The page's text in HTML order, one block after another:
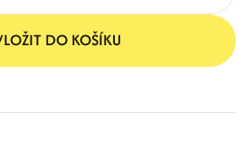
DO KOŠÍKU